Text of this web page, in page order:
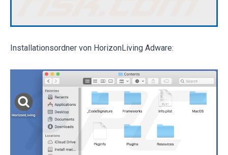
Installationsordner von HorizonLiving Adware: